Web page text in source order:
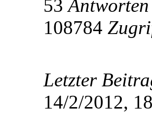
53Antworten
108784
Letzter
14/2/2012,